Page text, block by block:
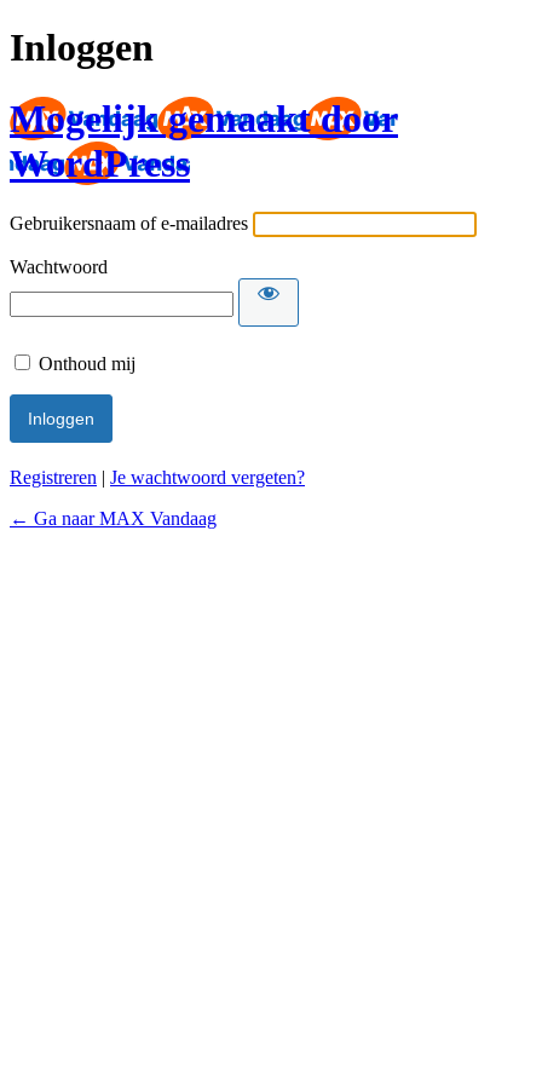
Inloggen
Mogelijk gemaakt door
WordPress
Gebruikersnaam of e-mailadres
Wachtwoord
Onthoud mij
Registreren | Je wachtwoord vergeten?
← Ga naar MAX Vandaag